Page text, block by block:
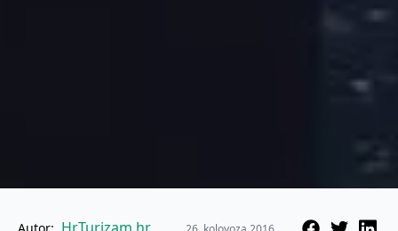
Autor: HrTurizam.hr